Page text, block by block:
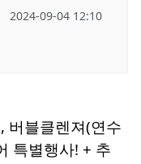
2024-09-04 12:10
버블클렌져(연수
특별행사! + 추